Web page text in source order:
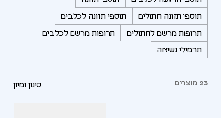
תוספי תזונה חתולים תוספי תזונה לכלבים
תרופות מרשם לחתולים תרופות מרשם לכלבים
תרמילי נשיאה
23 מוצרים סינון ומיון